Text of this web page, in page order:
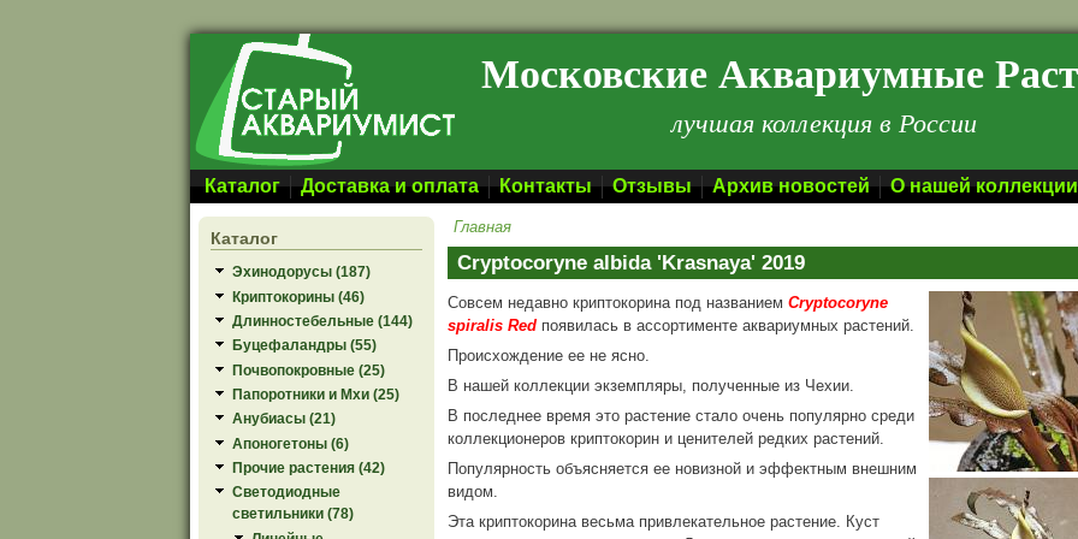
Перейти к основному содержанию Московские Аквариумные
лучшая коллекция в России
Каталог Доставка и оплата Контакты Отзывы Архив новостей О нашей коллекции
Каталог
Эхинодорусы (187)
Криптокорины (46)
Длинностебельные (144)
Буцефаландры (55)
Почвопокровные (25)
Папоротники и Мхи (25)
Анубиасы (21)
Апоногетоны (6)
Прочие растения (42)
Светодиодные
светильники (78)
Главная
Cryptocoryne albida 'Krasnaya' 2019
Совсем недавно криптокорина под названиемCryptocoryne
spiralis Red появилась в ассортименте аквариумных растений.
Происхождение ее не ясно.
В нашей коллекции экземпляры, полученные из Чехии.
В последнее время это растение стало очень популярно среди
коллекционеров криптокорин и ценителей редких растений.
Популярность объясняется ее новизной и эффектным внешним
видом.
Эта криптокорина весьма привлекательное растение. Куст